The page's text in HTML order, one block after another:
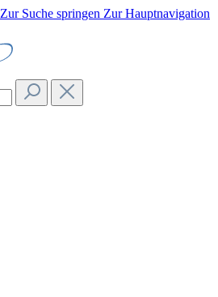
Zur Suche springen Zur Hauptnavigation